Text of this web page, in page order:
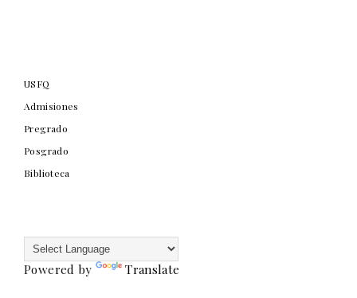
USFQ
Admisiones
Pregrado
Posgrado
Biblioteca
Powered by Translate